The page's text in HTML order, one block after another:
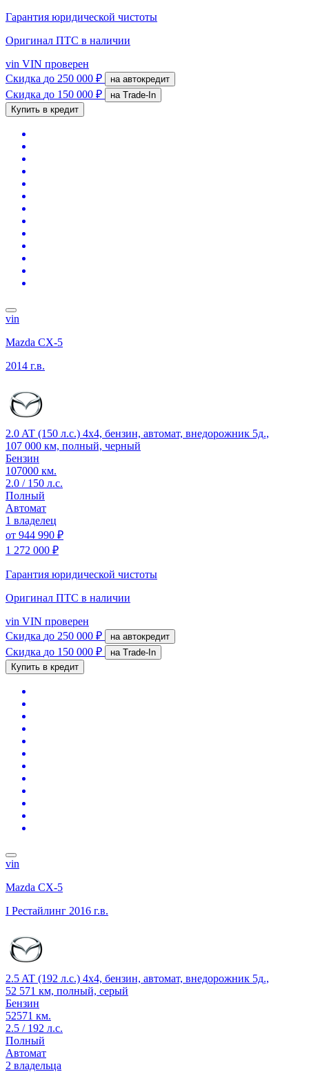
Гарантия юридической чистоты
Оригинал ПТС в наличии
vin VIN проверен
Скидка до 250 000 ₽ на автокредит
Скидка до 150 000 ₽
на Trade-In
Купить в кредит
vin
Mazda CX-5
2014 г.в.
2.0 AT (150 л.с.) 4x4, бензин, автомат, внедорожник 5д.,
107 000 км, полный, черный
Бензин
107000 км.
2.0 / 150 л.с.
Полный
Автомат
1 владелец
от 944 990 ₽
1 272 000 ₽
Гарантия юридической чистоты
Оригинал ПТС в наличии
vin VIN проверен
Скидка до 250 000 ₽ на автокредит
Скидка до 150 000 ₽
на Trade-In
Купить в кредит
vin
Mazda CX-5
I Рестайлинг 2016 г.в.
2.5 AT (192 л.с.) 4x4, бензин, автомат, внедорожник 5д.,
52 571 км, полный, серый
Бензин
52571 км.
2.5 / 192 л.с.
Полный
Автомат
2 владельца